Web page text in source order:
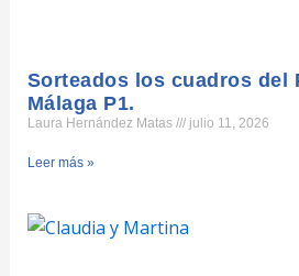
Sorteados los cuadros del
Málaga P1.
Laura Hernández Matas julio 11, 2026
Leer más »